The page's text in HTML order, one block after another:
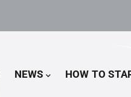
NEWS HOW TO